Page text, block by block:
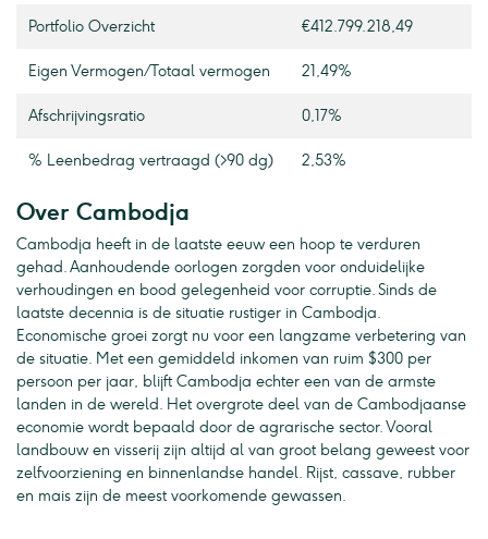
Portfolio Overzicht €412.799.218,49
Eigen Vermogen / Totaal vermogen 21,49%
Afschrijvingsratio 0,17%
% Leenbedrag vertraagd (>90 dg) 2,53%
Over Cambodja
Cambodja heeft in de laatste eeuw een hoop te verduren
gehad. Aanhoudende oorlogen zorgden voor onduidelijke
verhoudingen en bood gelegenheid voor corruptie. Sinds de
laatste decennia is de situatie rustiger in Cambodja.
Economische groei zorgt nu voor een langzame verbetering van
de situatie. Met een gemiddeld inkomen van ruim $300 per
persoon per jaar, blijft Cambodja echter een van de armste
landen in de wereld. Het overgrote deel van de Cambodjaanse
economie wordt bepaald door de agrarische sector. Vooral
landbouw en visserij zijn altijd al van groot belang geweest voor
zelfvoorziening en binnenlandse handel. Rijst, cassave, rubber
en mais zijn de meest voorkomende gewassen.